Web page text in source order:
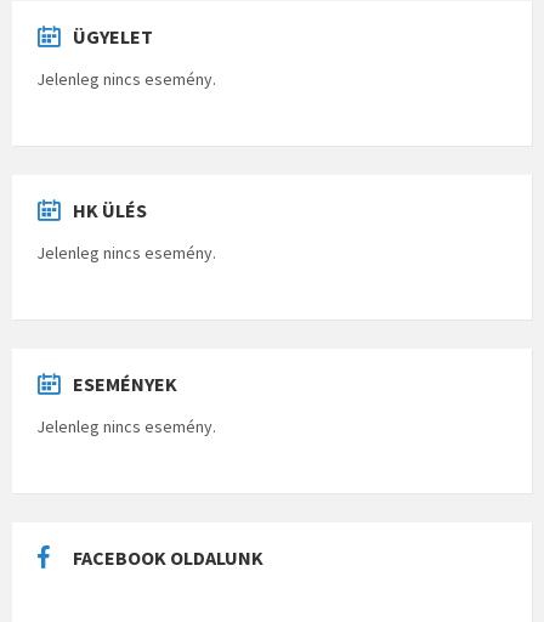
ÜGYELET
Jelenleg nincs esemény.
HK ÜLÉS
Jelenleg nincs esemény.
ESEMÉNYEK
Jelenleg nincs esemény.
FACEBOOK OLDALUNK